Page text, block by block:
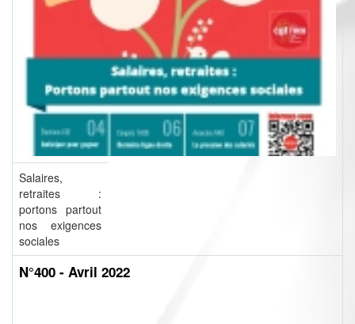
Salaires,
retraites :
portons partout
nos exigences
sociales
N°400 - Avril 2022